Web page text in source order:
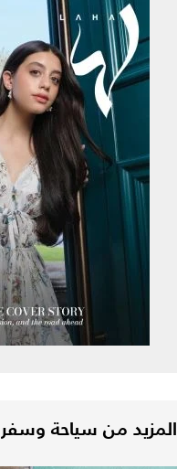
المزيد من سياحة وسفر